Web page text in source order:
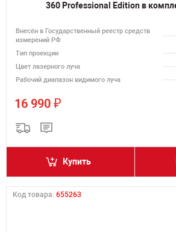
360 Professional Edition в
Внесён в Государственный реестр средств
измерений РФ
Тип проекции
Цвет лазерного луча
Рабочий диапазон видимого луча
16 990 ₽
Купить
Код товара: 655263